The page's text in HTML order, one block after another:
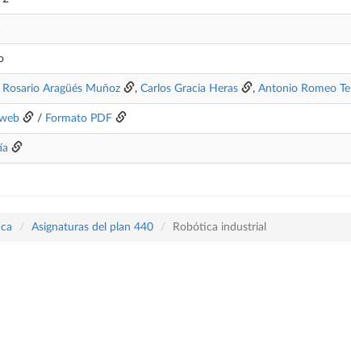
Rosario Aragüés Muñoz , Carlos Gracia Heras , Antonio Romeo
/ Formato PDF
Asignaturas del plan 440 Robótica industrial